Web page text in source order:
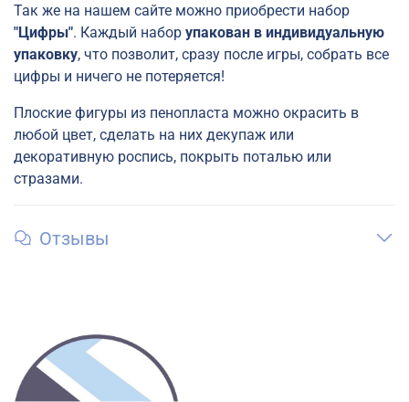
Так же на нашем сайте можно приобрести набор
"Цифры". Каждый набор упакован в индивидуальную
упаковку, что позволит, сразу после игры, собрать все
цифры и ничего не потеряется!
Плоские фигуры из пенопласта можно окрасить в
любой цвет, сделать на них декупаж или
декоративную роспись, покрыть поталью или
стразами.
Отзывы